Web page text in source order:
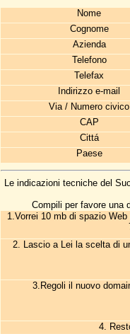
Nome
Cognome
Azienda
Telefono
Telefax
Indirizzo e-mail
Via / Numero civico
CAP
Cittá
Paese
Le indicazioni tecniche del
Compili per favore una
1.Vorrei 10 mb di spazio
2. Lascio a Lei la scelta di
3.Regoli il nuovo
4.